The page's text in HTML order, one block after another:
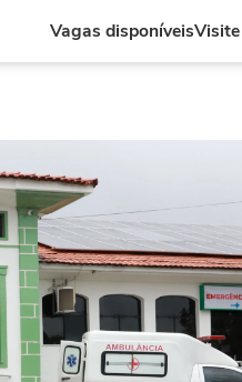
Vagas disponíveis